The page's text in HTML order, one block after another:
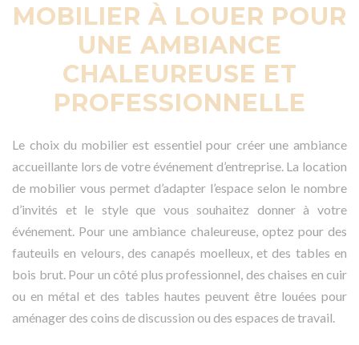
MOBILIER À LOUER POUR
UNE AMBIANCE
CHALEUREUSE ET
PROFESSIONNELLE
Le choix du mobilier est essentiel pour créer une ambiance
accueillante lors de votre événement d’entreprise. La location
de mobilier vous permet d’adapter l’espace selon le nombre
d’invités et le style que vous souhaitez donner à votre
événement. Pour une ambiance chaleureuse, optez pour des
fauteuils en velours, des canapés moelleux, et des tables en
bois brut. Pour un côté plus professionnel, des chaises en cuir
ou en métal et des tables hautes peuvent être louées pour
aménager des coins de discussion ou des espaces de travail.